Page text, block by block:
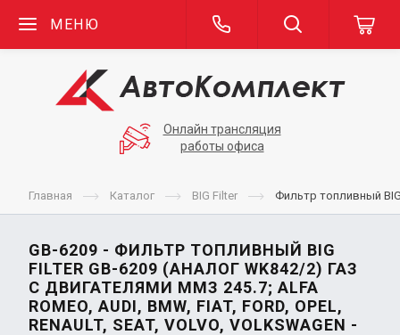
МЕНЮ
Онлайн трансляция
работы офиса
Главная Каталог BIG Filter Фильтр топливный BIG
GB-6209 - ФИЛЬТР ТОПЛИВНЫЙ BIG
FILTER GB-6209 (АНАЛОГ WK842/2) ГАЗ
С ДВИГАТЕЛЯМИ ММЗ 245.7; ALFA
ROMEO, AUDI, BMW, FIAT, FORD, OPEL,
RENAULT, SEAT, VOLVO, VOLKSWAGEN -